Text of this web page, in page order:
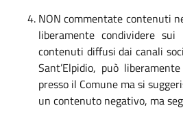
NON commentate contenuti
liberamente condividere
contenuti diffusi dai canali
Sant’Elpidio, può
presso il Comune ma si
un contenuto negativo, ma